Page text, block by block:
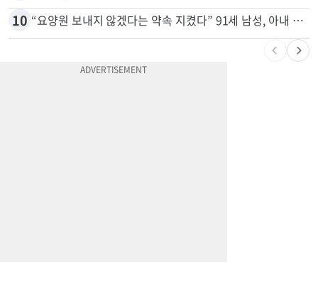
10 “요양원 보내지 않겠다는 약속 지켰다” 91세 남성, 아내 살해 혐의